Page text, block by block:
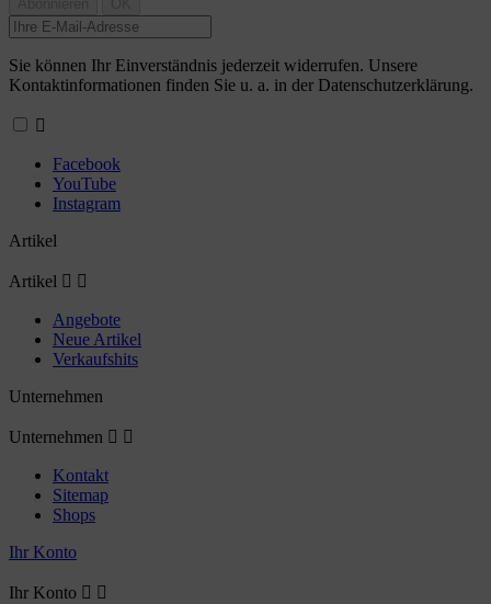
Sie können Ihr Einverständnis jederzeit widerrufen. Unsere
Kontaktinformationen finden Sie u. a. in der Datenschutzerklärung.

Facebook
YouTube
Instagram
Artikel
Artikel  
Angebote
Neue Artikel
Verkaufshits
Unternehmen
Unternehmen  
Kontakt
Sitemap
Shops
Ihr Konto
Ihr Konto  